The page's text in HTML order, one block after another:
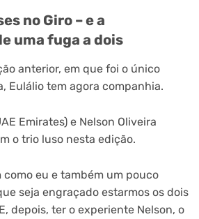
no Giro – e a
uma fuga a dois
anterior, em que foi o único
Eulálio tem agora companhia.
Emirates) e Nelson Oliveira
o trio luso nesta edição.
como eu e também um pouco
seja engraçado estarmos os dois
depois, ter o experiente Nelson, o